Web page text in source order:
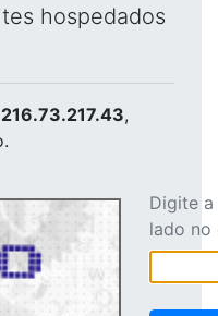
hospedados
216.73.217.43,
Digite
lado no